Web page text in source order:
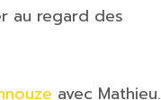
au regard des
avec Mathieu.